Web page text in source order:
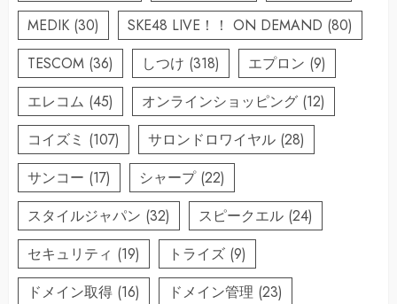
MEDIK (30) SKE48 LIVE！！ ON DEMAND (80)
TESCOM (36) しつけ (318) エプロン (9)
エレコム (45) オンラインショッピング (12)
コイズミ (107) サロンドロワイヤル (28)
サンコー (17) シャープ(22)
スタイルジャパン (32) スピークエル (24)
セキュリティ (19) トライズ (9)
ドメイン取得 (16) ドメイン管理 (23)